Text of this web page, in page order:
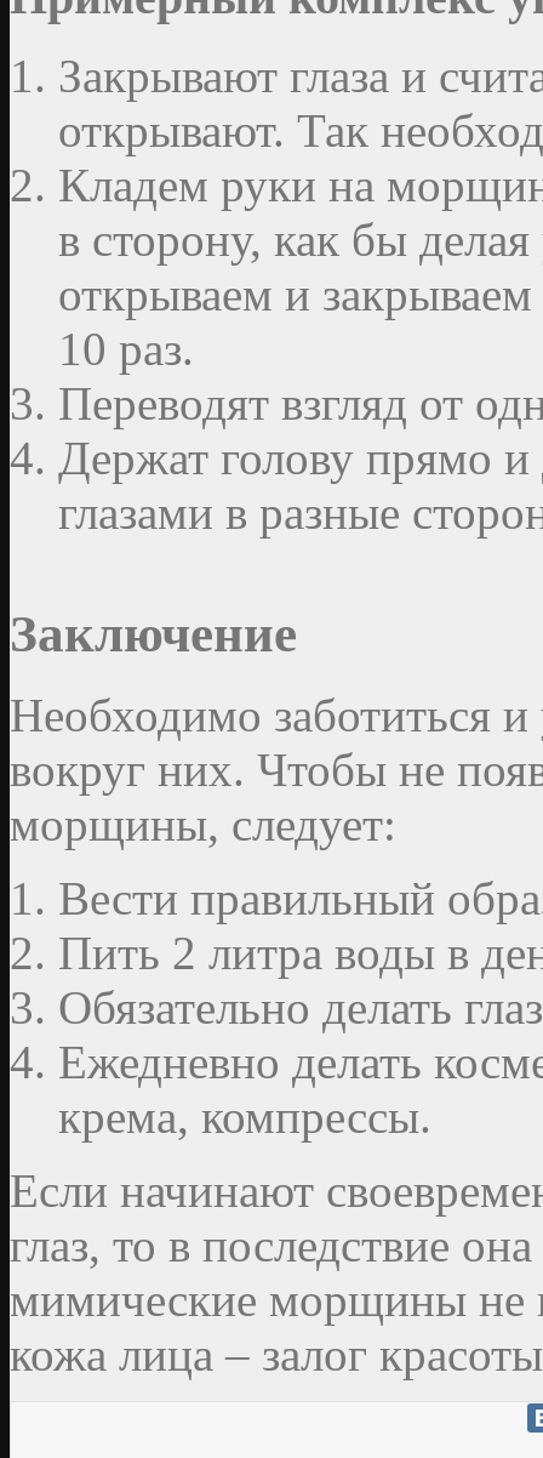
Закрывают глаза и
открывают. Так
Кладем руки на
в сторону, как бы
открываем и
10 раз.
Переводят взгляд от
Держат голову прямо
глазами в разные
Заключение
Необходимо заботиться
вокруг них. Чтобы не
морщины, следует:
Вести правильный
Пить 2 литра воды в
Обязательно делать
Ежедневно делать
крема, компрессы.
Если начинают
глаз, то в последствие
мимические морщины не
кожа лица – залог